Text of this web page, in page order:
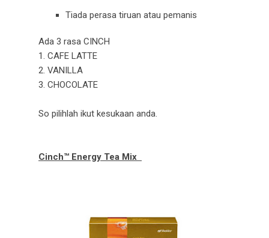
Tiada perasa tiruan atau pemanis
Ada 3 rasa CINCH
1. CAFE LATTE
2. VANILLA
3. CHOCOLATE
So pilihlah ikut kesukaan anda.
Cinch™ Energy Tea Mix